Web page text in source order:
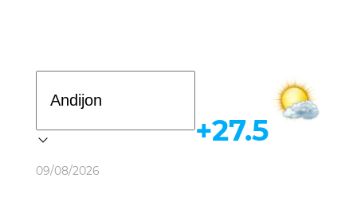
Ob-havo
09/08/2026
+27.5